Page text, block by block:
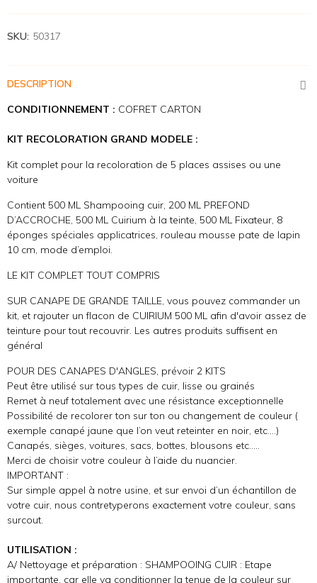
SKU: 50317
DESCRIPTION
CONDITIONNEMENT : COFRET CARTON
KIT RECOLORATION GRAND MODELE :
Kit complet pour la recoloration de 5 places assises ou une
voiture
Contient 500 ML Shampooing cuir, 200 ML PREFOND
D’ACCROCHE, 500 ML Cuirium à la teinte, 500 ML Fixateur, 8
éponges spéciales applicatrices, rouleau mousse pate de lapin
10 cm, mode d’emploi.
LE KIT COMPLET TOUT COMPRIS
SUR CANAPE DE GRANDE TAILLE, vous pouvez commander un
kit, et rajouter un flacon de CUIRIUM 500 ML afin d'avoir assez de
teinture pour tout recouvrir. Les autres produits suffisent en
général
POUR DES CANAPES D'ANGLES, prévoir 2 KITS
Peut être utilisé sur tous types de cuir, lisse ou grainés
Remet à neuf totalement avec une résistance exceptionnelle
Possibilité de recolorer ton sur ton ou changement de couleur (
exemple canapé jaune que l’on veut reteinter en noir, etc….)
Canapés, sièges, voitures, sacs, bottes, blousons etc…..
Merci de choisir votre couleur à l’aide du nuancier.
IMPORTANT :
Sur simple appel à notre usine, et sur envoi d’un échantillon de
votre cuir, nous contretyperons exactement votre couleur, sans
surcout.
UTILISATION :
A/ Nettoyage et préparation : SHAMPOOING CUIR : Etape
importante, car elle va conditionner la tenue de la couleur sur